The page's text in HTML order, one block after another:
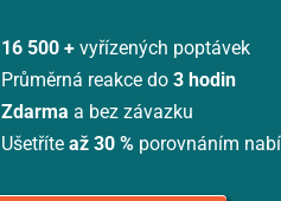
16 500 + vyřízených poptávek
Průměrná reakce do 3 hodin
Zdarma a bez závazku
Ušetříte až 30 %porovnáním